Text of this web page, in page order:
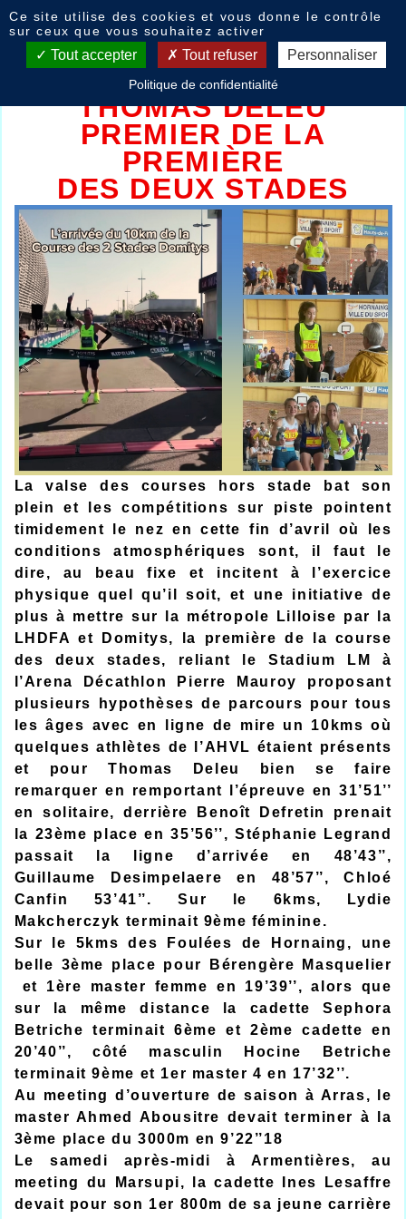
Deux stade Hornaing Arras
Armentières
THOMAS DELEU
PREMIER DE LA
PREMIÈRE
DES DEUX STADES
La valse des courses hors stade bat son
plein et les compétitions sur piste pointent
timidement le nez en cette fin d’avril où les
conditions atmosphériques sont, il faut le
dire, au beau fixe et incitent à l’exercice
physique quel qu’il soit, et une initiative de
plus à mettre sur la métropole Lilloise par la
LHDFA et Domitys, la première de la course
des deux stades, reliant le Stadium LM à
l’Arena Décathlon Pierre Mauroy proposant
plusieurs hypothèses de parcours pour tous
les âges avec en ligne de mire un 10kms où
quelques athlètes de l’AHVL étaient présents
et pour Thomas Deleu bien se faire
remarquer en remportant l’épreuve en 31’51’’
en solitaire, derrière Benoît Defretin prenait
la 23ème place en 35’56’’, Stéphanie Legrand
passait la ligne d’arrivée en 48’43’’,
Guillaume Desimpelaere en 48’57’’, Chloé
Canfin 53’41’’. Sur le 6kms, Lydie
Makcherczyk terminait 9ème féminine.
Sur le 5kms des Foulées de Hornaing, une
belle 3ème place pour Bérengère Masquelier
et 1ère master femme en 19’39’’, alors que
sur la même distance la cadette Sephora
Betriche terminait 6ème et 2ème cadette en
20’40’’, côté masculin Hocine Betriche
terminait 9ème et 1er master 4 en 17’32’’.
Au meeting d’ouverture de saison à Arras, le
master Ahmed Abousitre devait terminer à la
3ème place du 3000m en 9’22’’18
Le samedi après-midi à Armentières, au
meeting du Marsupi, la cadette Ines Lesaffre
devait pour son 1er 800m de sa jeune carrière
Ce site utilise des cookies et vous donne le contrôle
sur ceux que vous souhaitez activer
Tout accepter Tout refuser Personnaliser
Politique de confidentialité